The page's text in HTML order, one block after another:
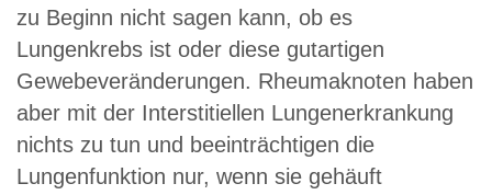
zu Beginn nicht sagen kann, ob es
Lungenkrebs ist oder diese gutartigen
Gewebeveränderungen. Rheumaknoten haben
aber mit der Interstitiellen Lungenerkrankung
nichts zu tun und beeinträchtigen die
Lungenfunktion nur, wenn sie gehäuft